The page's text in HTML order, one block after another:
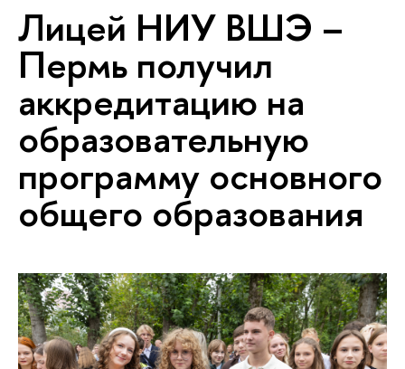
Лицей НИУ ВШЭ –
Пермь получил
аккредитацию на
образовательную
программу основного
общего образования